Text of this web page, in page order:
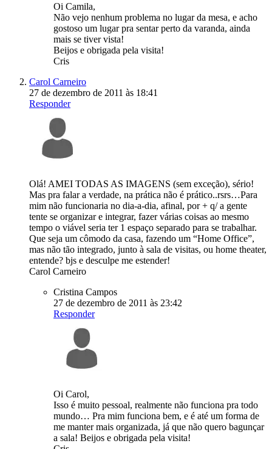
Oi Camila,
Não vejo nenhum problema no lugar da mesa, e acho
gostoso um lugar pra sentar perto da varanda, ainda
mais se tiver vista!
Beijos e obrigada pela visita!
Cris
Carol Carneiro
27 de dezembro de 2011 às 18:41
Responder
Olá! AMEI TODAS AS IMAGENS (sem exceção), sério!
Mas pra falar a verdade, na prática não é prático..rsrs…Para
mim não funcionaria no dia-a-dia, afinal, por + q/ a gente
tente se organizar e integrar, fazer várias coisas ao mesmo
tempo o viável seria ter 1 espaço separado para se trabalhar.
Que seja um cômodo da casa, fazendo um “Home Office”,
mas não tão integrado, junto à sala de visitas, ou home theater,
entende? bjs e desculpe me estender!
Carol Carneiro
Cristina Campos
27 de dezembro de 2011 às 23:42
Responder
Oi Carol,
Isso é muito pessoal, realmente não funciona pra todo
mundo… Pra mim funciona bem, e é até um forma de
me manter mais organizada, já que não quero bagunçar
a sala! Beijos e obrigada pela visita!